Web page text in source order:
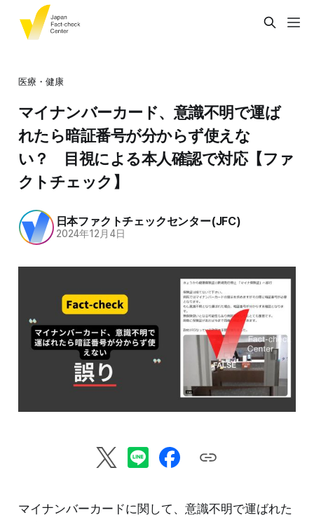
医療・健康
マイナンバーカード、意識不明で運ば
れたら暗証番号が分からず使えな
い？ 目視による本人確認で対応【ファ
クトチェック】
日本ファクトチェックセンター(JFC)
2024年12月4日
マイナンバーカードに関して、意識不明で運ばれた